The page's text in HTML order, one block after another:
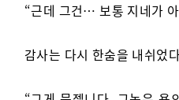
“근데 그건… 보통 지네가
감사는 다시 한숨을 내쉬었